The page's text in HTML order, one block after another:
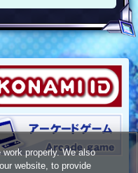
properly. We also
website, to provide